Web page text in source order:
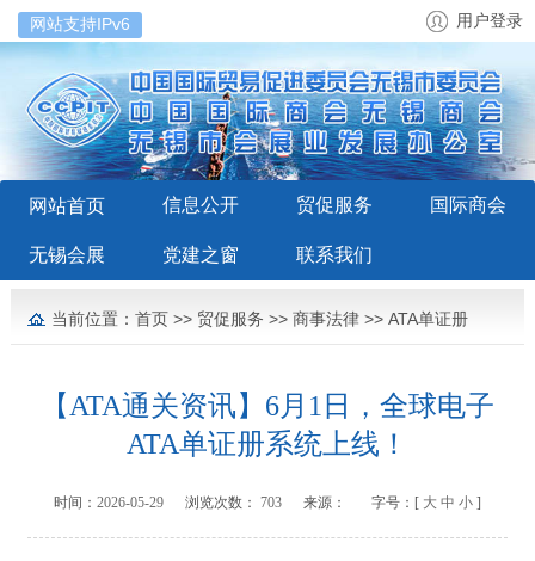
网站支持IPv6 用户登录
网站首页 信息公开 贸促服务 国际商会
无锡会展 党建之窗 联系我们
当前位置： 首页>> 贸促服务 >> 商事法律>> ATA单证册
【ATA通关资讯】6月1日，全球电子
ATA单证册系统上线！
时间： 2026-05-29浏览次数： 703来源： 字号：[ 大 中 小]